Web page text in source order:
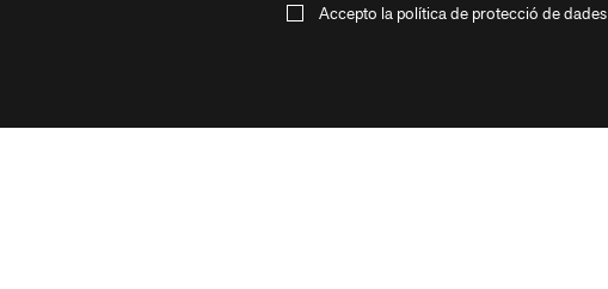
Accepto la política de protecció de dades